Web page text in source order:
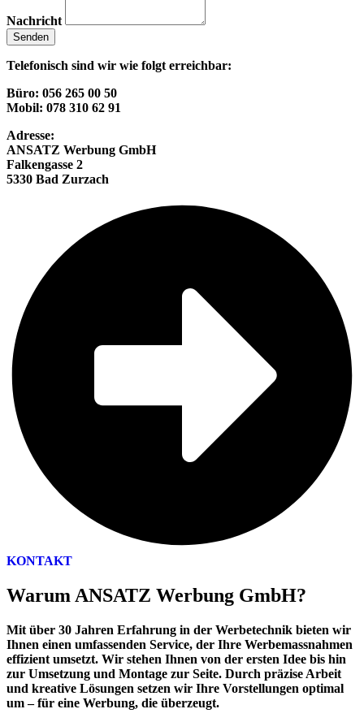
Nachricht
Senden
Telefonisch sind wir wie folgt erreichbar:
Büro: 056 265 00 50
Mobil: 078 310 62 91
Adresse:
ANSATZ Werbung GmbH
Falkengasse 2
5330 Bad Zurzach
KONTAKT
Warum ANSATZ Werbung GmbH?
Mit über 30 Jahren Erfahrung in der Werbetechnik bieten wir
Ihnen einen umfassenden Service, der Ihre Werbemassnahmen
effizient umsetzt. Wir stehen Ihnen von der ersten Idee bis hin
zur Umsetzung und Montage zur Seite. Durch präzise Arbeit
und kreative Lösungen setzen wir Ihre Vorstellungen optimal
um – für eine Werbung, die überzeugt.